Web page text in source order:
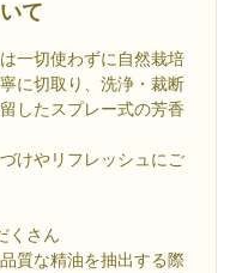
て
一切使わずに自然栽培
に切取り、洗浄・裁断
したスプレー式の芳香
けやリフレッシュにご
くさん
質な精油を抽出する際